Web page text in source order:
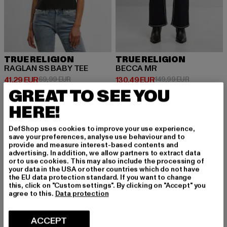
TRUE RELIGION
RAGLAN SS BABY TEE
41,29 EUR
Prix courant: 41,29 EUR
69,99 EURPrix en promotion: 69,99 EUR
TRUE RELIGION
BECCA MR
130,49 EUR
Prix courant: 130,49 EUR
149,99 EURPrix en
-13%
GREAT TO SEE YOU
HERE!
DefShop uses cookies to improve your use experience,
save your preferences, analyse use behaviour and to
provide and measure interest-based contents and
advertising. In addition, we allow partners to extract data
or to use cookies. This may also include the processing of
your data in the USA or other countries which do not have
the EU data protection standard. If you want to change
this, click on "Custom settings". By clicking on "Accept" you
agree to this. Data protection
ACCEPT